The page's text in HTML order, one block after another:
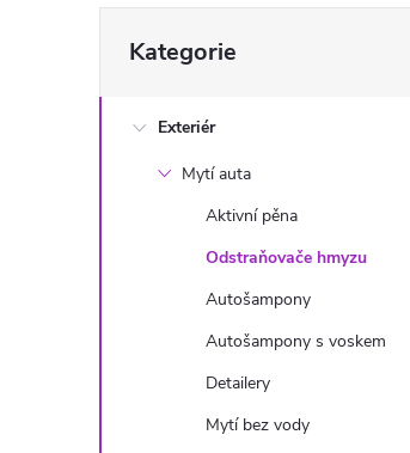
o
kategorie
Kategorie
Exteriér
Mytí auta
Aktivní pěna
Odstraňovače hmyzu
Autošampony
Autošampony s voskem
Detailery
Mytí bez vody